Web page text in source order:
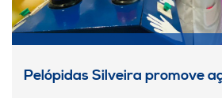
Pelópidas Silveira promove